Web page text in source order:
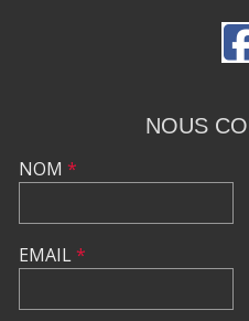
NOUS
NOM *
EMAIL*